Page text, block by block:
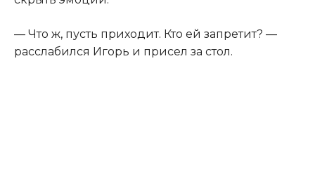
— Что ж, пусть приходит. Кто ей запретит? —
расслабился Игорь и присел за стол.